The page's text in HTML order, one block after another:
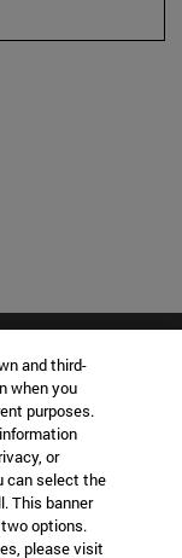
and third-
when you
purposes.
or
can select the
This banner
options.
please visit